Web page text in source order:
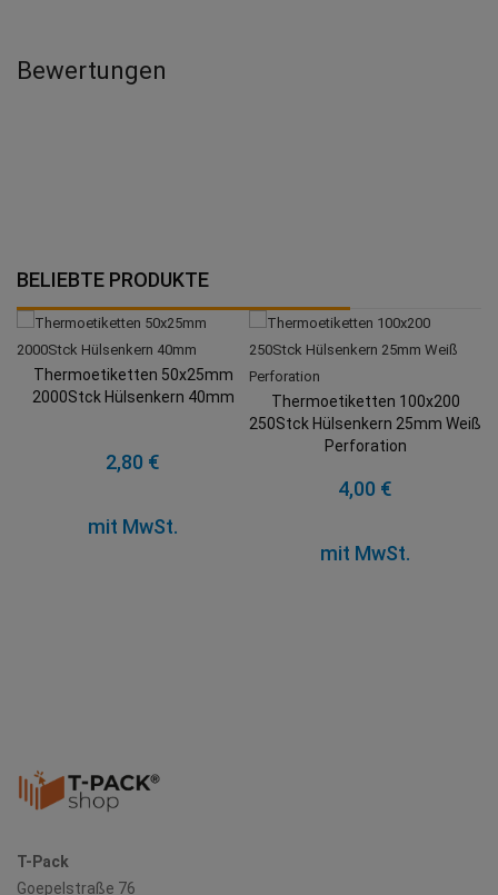
Bewertungen
BELIEBTE PRODUKTE
Thermoetiketten 50x25mm
2000Stck Hülsenkern 40mm
2,80 €
mit MwSt.
Thermoetiketten 100x200
250Stck Hülsenkern 25mm Weiß
Perforation
4,00 €
mit MwSt.
T-Pack
Goepelstraße 76